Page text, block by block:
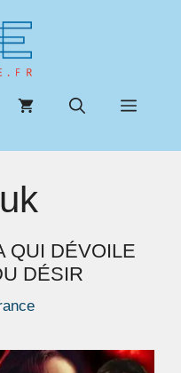
Menu
QUI DÉVOILE
DÉSIR